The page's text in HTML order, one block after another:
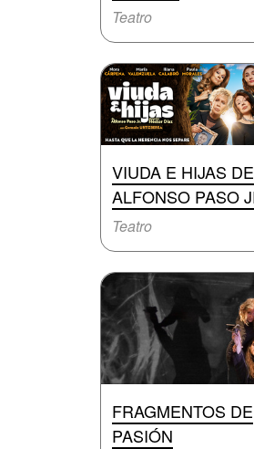
Teatro
VIUDA E HIJAS DE
ALFONSO PASO
Teatro
FRAGMENTOS DE
PASIÓN